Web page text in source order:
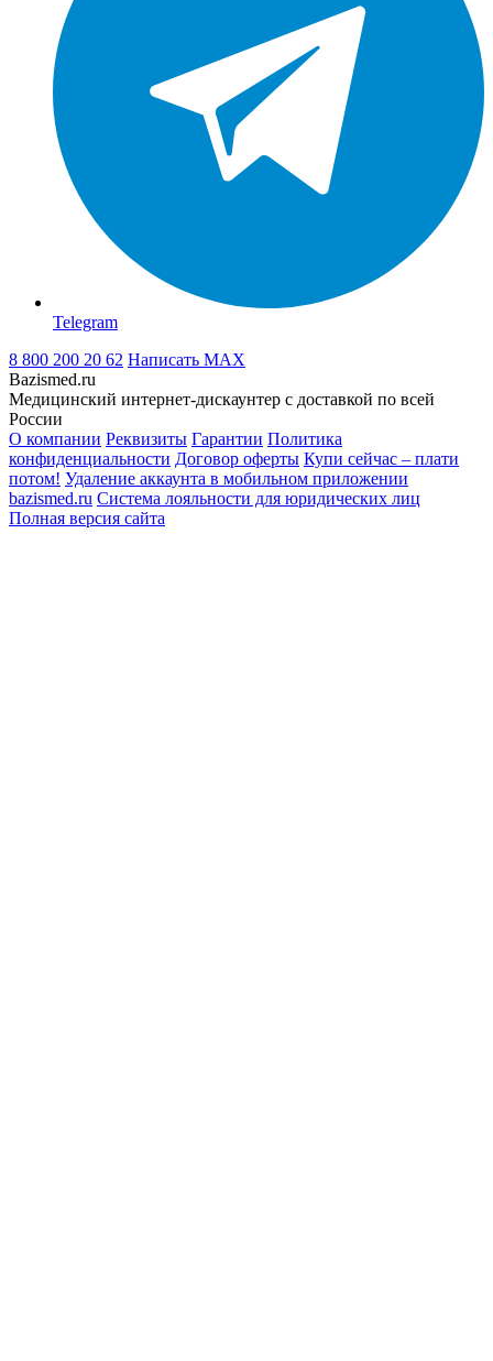
Telegram
8 800 200 20 62 Написать MAX
Bazismed.ru
Медицинский интернет-дискаунтер с доставкой по всей
России
О компании Реквизиты Гарантии Политика
конфиденциальности Договор оферты Купи сейчас – плати
потом! Удаление аккаунта в мобильном приложении
bazismed.ru Система лояльности для юридических лиц
Полная версия сайта